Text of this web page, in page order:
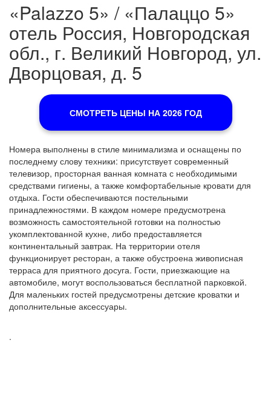
«Palazzo 5» / «Палаццо 5»
отель Россия, Новгородская
обл., г. Великий Новгород, ул.
Дворцовая, д. 5
СМОТРЕТЬ ЦЕНЫ НА 2026 ГОД
Номера выполнены в стиле минимализма и оснащены по
последнему слову техники: присутствует современный
телевизор, просторная ванная комната с необходимыми
средствами гигиены, а также комфортабельные кровати для
отдыха. Гости обеспечиваются постельными
принадлежностями. В каждом номере предусмотрена
возможность самостоятельной готовки на полностью
укомплектованной кухне, либо предоставляется
континентальный завтрак. На территории отеля
функционирует ресторан, а также обустроена живописная
терраса для приятного досуга. Гости, приезжающие на
автомобиле, могут воспользоваться бесплатной парковкой.
Для маленьких гостей предусмотрены детские кроватки и
дополнительные аксессуары.
.